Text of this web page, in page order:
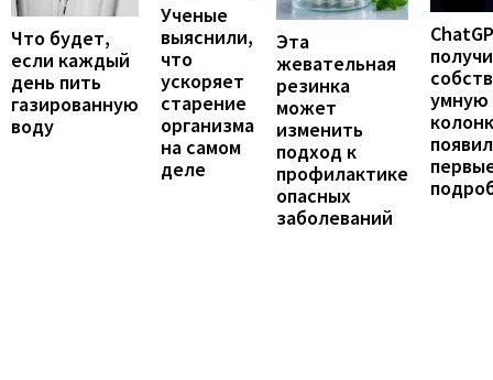
Что будет,
если каждый
день пить
газированную
воду
Ученые
выяснили,
что
ускоряет
старение
организма
на самом
деле
Эта
жевательная
резинка
может
изменить
подход к
профилактике
опасных
заболеваний
умную